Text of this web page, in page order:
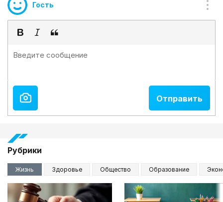
Гость
Рубрики
Жизнь Здоровье Общество Образование